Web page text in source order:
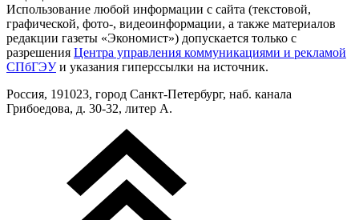
Использование любой информации с сайта (текстовой,
графической, фото-, видеоинформации, а также материалов
редакции газеты «Экономист») допускается только с
разрешения Центра управления коммуникациями и рекламой
СПбГЭУи указания гиперссылки на источник.
Россия, 191023, город Санкт-Петербург, наб. канала
Грибоедова, д. 30-32, литер А.